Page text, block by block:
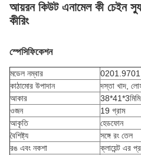
আয়রন কিউট এনামেল কী চেইন
কীরিং
স্পেসিফিকেশন
মডেল নম্বার
0201.9701
কাঠামোর উপাদান
দস্তা খাদ,
আকার
38*41*3মিমি
ওজন
19 গ্রাম
আকৃতি
হেডফোন
বৈশিষ্ট্য
সঙ্গে রং তেল
রঙ এবং নকশা
ক্লায়েন্ট এর